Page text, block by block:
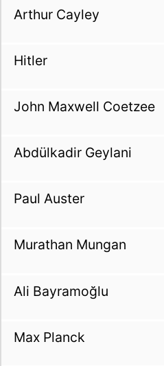
Arthur Cayley
Hitler
John Maxwell Coetzee
Abdülkadir Geylani
Paul Auster
Murathan Mungan
Ali Bayramoğlu
Max Planck